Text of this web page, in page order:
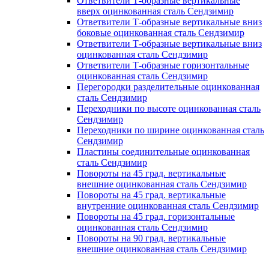
вверх оцинкованная сталь Сендзимир
Ответвители Т-образные вертикальные вниз
боковые оцинкованная сталь Сендзимир
Ответвители Т-образные вертикальные вниз
оцинкованная сталь Сендзимир
Ответвители Т-образные горизонтальные
оцинкованная сталь Сендзимир
Перегородки разделительные оцинкованная
сталь Сендзимир
Переходники по высоте оцинкованная сталь
Сендзимир
Переходники по ширине оцинкованная сталь
Сендзимир
Пластины соединительные оцинкованная
сталь Сендзимир
Повороты на 45 град. вертикальные
внешние оцинкованная сталь Сендзимир
Повороты на 45 град. вертикальные
внутренние оцинкованная сталь Сендзимир
Повороты на 45 град. горизонтальные
оцинкованная сталь Сендзимир
Повороты на 90 град. вертикальные
внешние оцинкованная сталь Сендзимир